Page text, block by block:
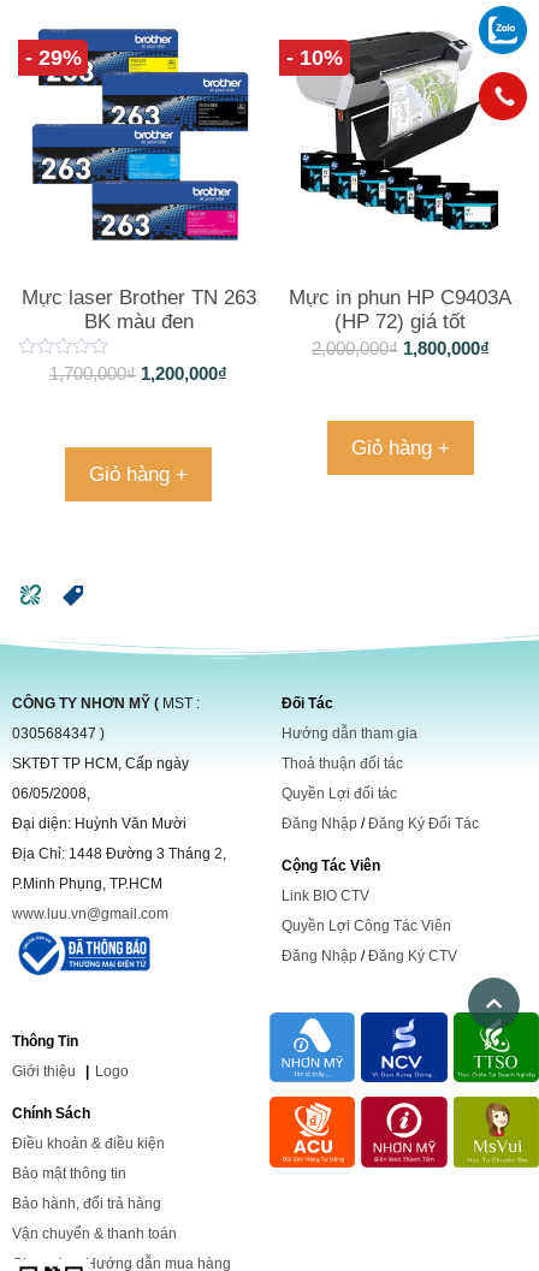
- 29%
Mực laser Brother TN 263
BK màu đen
1,700,000₫ 1,200,000₫
Giỏ hàng +
- 10%
Mực in phun HP C9403A
(HP 72) giá tốt
2,000,000₫ 1,800,000₫
Giỏ hàng +
CÔNG TY NHƠN MỸ ( MST :
0305684347 )
SKTĐT TP HCM, Cấp ngày
06/05/2008,
Đại diện: Huỳnh Văn Mười
Địa Chỉ: 1448 Đường 3 Tháng 2,
P.Minh Phụng, TP.HCM
www.luu.vn@gmail.com
Đối Tác
Hướng dẫn tham gia
Thoả thuận đối tác
Quyền Lợi đối tác
Đăng Nhập /Đăng Ký Đối Tác
Cộng Tác Viên
Link BIO CTV
Quyền Lợi Công Tác Viên
Đăng Nhập /Đăng Ký CTV
Thông Tin
Giới thiệu | Logo
Chính Sách
Điều khoản & điều kiện
Bảo mật thông tin
Bảo hành, đổi trả hàng
Vận chuyển & thanh toán
Chọn size, Hướng dẫn mua hàng